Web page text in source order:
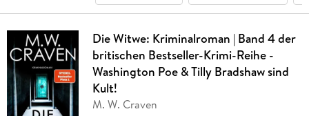
Die Witwe: Kriminalroman | Band 4 der
britischen Bestseller-Krimi-Reihe -
Washington Poe & Tilly Bradshaw sind
Kult!
M. W. Craven